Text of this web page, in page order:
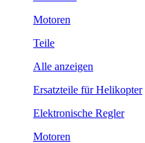
Motoren
Teile
Alle anzeigen
Ersatzteile für Helikopter
Elektronische Regler
Motoren